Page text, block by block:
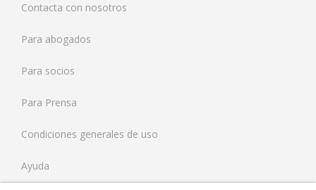
Países Bajos
Reino Unido
Estados Unidos
Contacta con nosotros
Para abogados
Para socios
Para Prensa
Condiciones generales de uso
Ayuda